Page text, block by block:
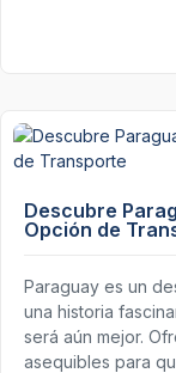
Descubre
Opción de
Paraguay es un
una historia
será aún mejor.
asequibles para